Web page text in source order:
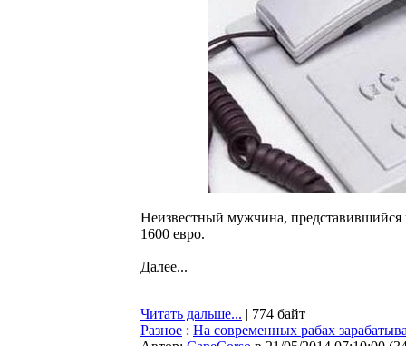
Неизвестный мужчина,
1600 евро.
Далее...
Читать дальше... | 774 байт
Разное : На современных рабах